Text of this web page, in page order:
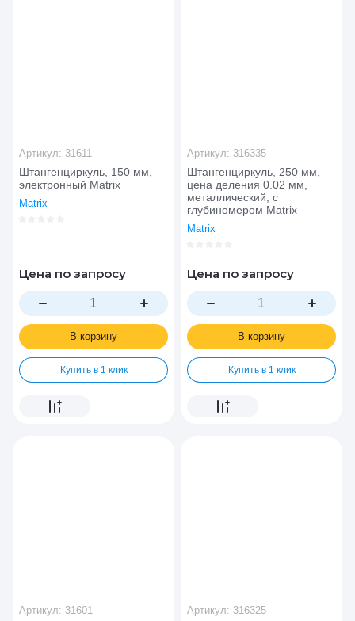
Штангенциркуль, 150 мм,
электронный Matrix
Matrix
Артикул: 31611
Цена по запросу
В корзину
Купить в 1 клик
Штангенциркуль, 250 мм,
цена деления 0.02 мм,
металлический, с
глубиномером Matrix
Matrix
Артикул: 316335
Цена по запросу
В корзину
Купить в 1 клик
Артикул: 31601 Артикул: 316325